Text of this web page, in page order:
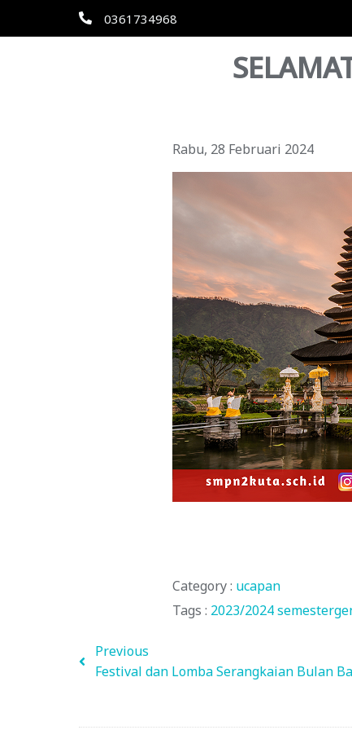
0361734968
Rabu, 28 Februari 2024
Category : ucapan
Tags : 2023/2024
Previous
Festival dan Lomba Serangkaian Bulan